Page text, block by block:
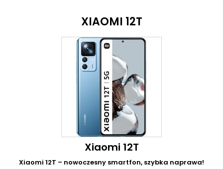
XIAOMI 12T
Xiaomi 12T
Xiaomi 12T – nowoczesny smartfon, szybka naprawa!